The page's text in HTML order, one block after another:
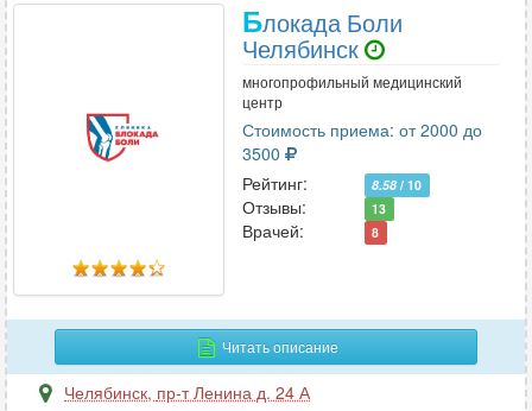
Блокада Боли
Челябинск
многопрофильный медицинский
центр
Стоимость приема: от 2000 до
3500
Рейтинг:
8.58 / 10
Отзывы: 13
Врачей: 8
Читать описание
Челябинск, пр-т Ленина д. 24 А